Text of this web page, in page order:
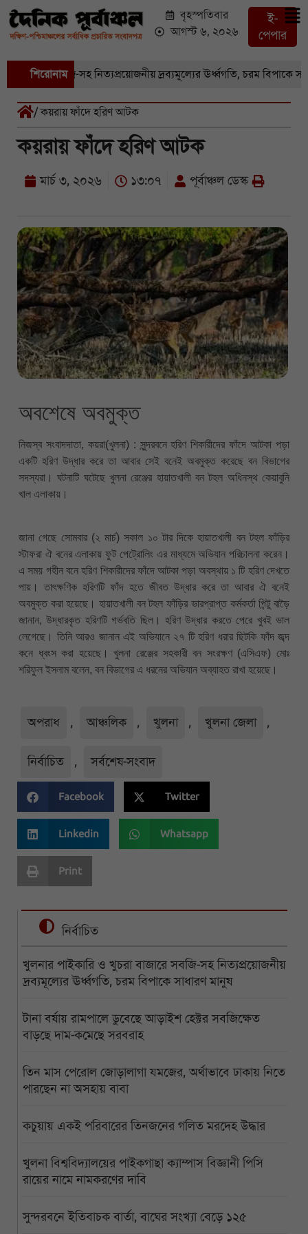
বৃহস্পতিবার
আগস্ট ৬, ২০২৬
ই-
পেপার
শিরোনাম
সবজি-সহ নিত্যপ্রয়োজনীয় দ্রব্যমূল্যের ঊর্ধ্বগতি, চরম বিপাকে
/ কয়রায় ফাঁদে হরিণ আটক
কয়রায় ফাঁদে হরিণ আটক
মার্চ ৩, ২০২৬ ১৩:০৭ পূর্বাঞ্চল ডেস্ক
অবশেষে অবমুক্ত
নিজস্ব সংবাদদাতা, কয়রা(খুলনা) : সুন্দরবনে হরিণ শিকারীদের ফাঁদে আটকা পড়া
একটি হরিণ উদ্ধার করে তা আবার সেই বনেই অবমুক্ত করেছে বন বিভাগের
সদস্যরা। ঘটনাটি ঘটেছে খুলনা রেঞ্জের হায়াতখালী বন টহল অধিনস্থ কেয়াবুনি
খাল এলাকায়।
জানা গেছে সোমবার (২ মার্চ) সকাল ১০ টার দিকে হায়াতখালী বন টহল ফাঁড়ির
স্টাফরা ঐ বনের এলাকায় ফুট পেট্রোলিং এর মাধ্যমে অভিযান পরিচালনা করেন।
এ সময় গহীন বনে হরিণ শিকারীদের ফাঁদে আটকা পড়া অবস্থায় ১ টি হরিণ দেখতে
পায়। তাৎক্ষণিক হরিণটি ফাঁদ হতে জীবত উদ্ধার করে তা আবার ঐ বনেই
অবমুক্ত করা হয়েছে। হায়াতখালী বন টহল ফাঁড়ির ভারপ্রাপ্ত কর্মকর্তা পিন্টু বাড়ৈ
জানান, উদ্ধারকৃত হরিণটি গর্ভবতি ছিল। হরিণ উদ্ধার করতে পেরে খুবই ভাল
লেগেছে। তিনি আরও জানান এই অভিযানে ২৭ টি হরিণ ধরার ছিটকি ফাঁদ জব্দ
কনে ধ্বংস করা হয়েছে। খুলনা রেঞ্জের সহকারী বন সংরক্ষণ (এসিএফ) মোঃ
শরিফুল ইসলাম বলেন, বন বিভাগের এ ধরনের অভিযান অব্যাহত রাখা হয়েছে।
অপরাধ , আঞ্চলিক , খুলনা , খুলনা জেলা ,
নির্বাচিত , সর্বশেষ-সংবাদ
Facebook Twitter
Linkedin Whatsapp
Print
নির্বাচিত
খুলনার পাইকারি ও খুচরা বাজারে সবজি-সহ নিত্যপ্রয়োজনীয়
দ্রব্যমূল্যের ঊর্ধ্বগতি, চরম বিপাকে সাধারণ মানুষ
টানা বর্ষায় রামপালে ডুবেছে আড়াইশ হেক্টর সবজিক্ষেত
বাড়ছে দাম-কমেছে সরবরাহ
তিন মাস পেরোল জোড়ালাগা যমজের, অর্থাভাবে ঢাকায় নিতে
পারছেন না অসহায় বাবা
কচুয়ায় একই পরিবারের তিনজনের গলিত মরদেহ উদ্ধার
খুলনা বিশ্ববিদ্যালয়ের পাইকগাছা ক্যাম্পাস বিজ্ঞানী পিসি
রায়ের নামে নামকরণের দাবি
সুন্দরবনে ইতিবাচক বার্তা, বাঘের সংখ্যা বেড়ে ১২৫